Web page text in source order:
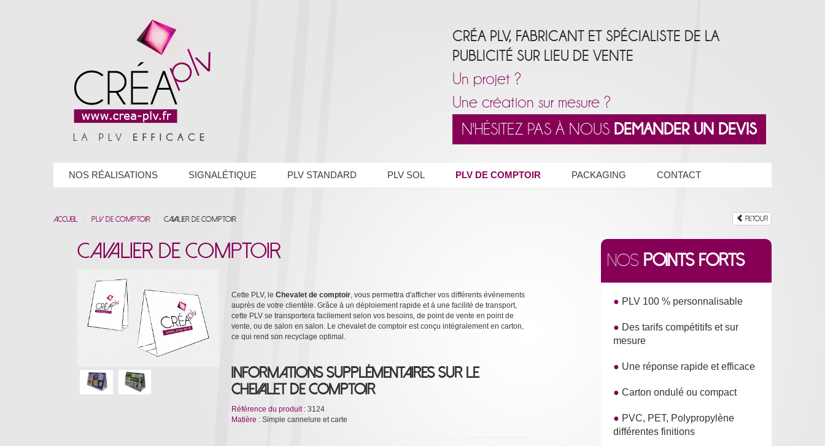
NOS RÉALISATIONS SIGNALÉTIQUE PLV STANDARD PLV SOL PLV DE COMPTOIR PACKAGING CONTACT
CRÉA PLV, FABRICANT ET SPÉCIALISTE DE LA
PUBLICITÉ SUR LIEU DE VENTE
Un projet ?
Une création sur mesure ?
N'HÉSITEZ PAS À NOUS DEMANDER UN DEVIS
RETOUR
Accueil PLV de Comptoir Cavalier de comptoir
Cavalier de comptoir
Cette PLV, leChevalet de comptoir, vous permettra d'afficher vos différents événements
auprès de votre clientèle. Grâce à un déploiement rapide et à une facilité de transport,
cette PLV se transportera facilement selon vos besoins, de point de vente en point de
vente, ou de salon en salon. Le chevalet de comptoir est conçu intégralement en carton,
ce qui rend son recyclage optimal.
Informations supplémentaires sur le
chevalet de comptoir
Référence du produit : 3124
Matière : Simple cannelure et carte
Nos points forts
● PLV 100 % personnalisable
● Des tarifs compétitifs et sur
mesure
● Une réponse rapide et efficace
● Carton ondulé ou compact
● PVC, PET, Polypropylène
différentes finitions